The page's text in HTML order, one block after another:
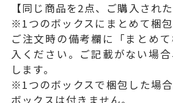
【同じ商品を2点、ご購入された
※1つのボックスにまとめて梱包
ご注文時の備考欄に「まとめ
入ください。ご記載がない場
します。
※1つのボックスで梱包した場